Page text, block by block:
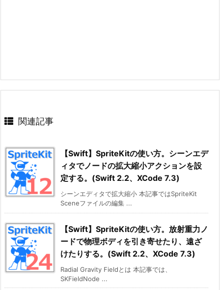
関連記事
【Swift】SpriteKitの使い方。シーンエデ
ィタでノードの拡大縮小アクションを設
定する。(Swift 2.2、XCode 7.3)
シーンエディタで拡大縮小 本記事ではSpriteKit
Sceneファイルの編集 ...
【Swift】SpriteKitの使い方。放射重力ノ
ードで物理ボディを引き寄せたり、遠ざ
けたりする。(Swift 2.2、XCode 7.3)
Radial Gravity Fieldとは 本記事では、
SKFieldNode ...